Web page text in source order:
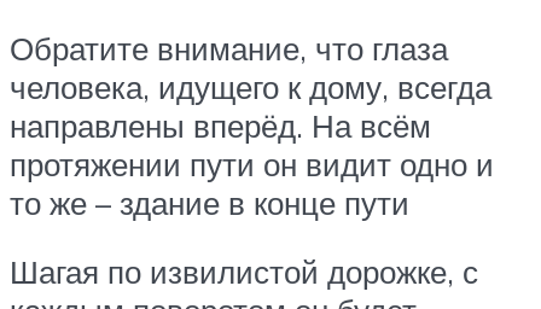
Обратите внимание, что глаза
человека, идущего к дому, всегда
направлены вперёд. На всём
протяжении пути он видит одно и
то же – здание в конце пути
Шагая по извилистой дорожке, с